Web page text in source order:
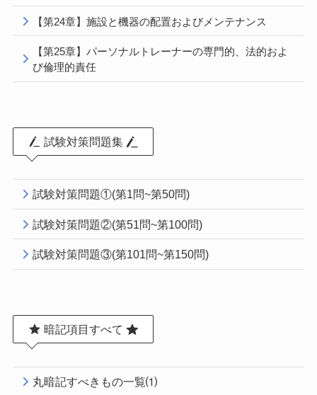
【第24章】施設と機器の配置およびメンテナンス
【第25章】パーソナルトレーナーの専門的、法的およ
び倫理的責任
試験対策問題集
試験対策問題①(第1問~第50問)
試験対策問題②(第51問~第100問)
試験対策問題③(第101問~第150問)
暗記項目すべて
丸暗記すべきもの一覧⑴